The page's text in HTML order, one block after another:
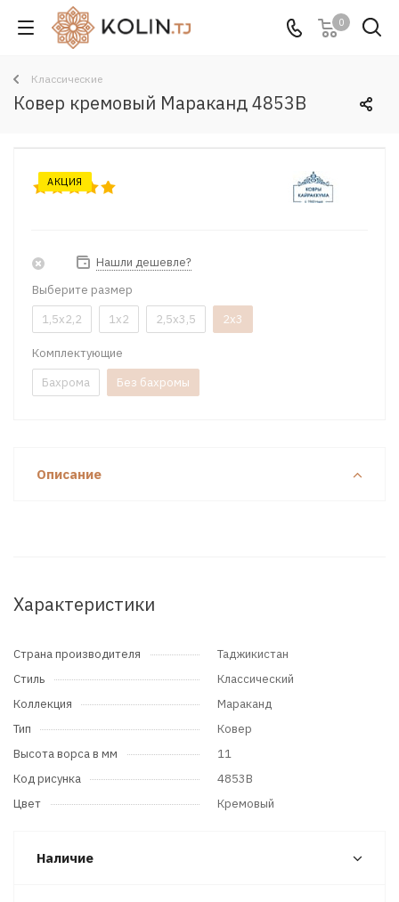
0
Классические
Ковер кремовый Мараканд 4853B
АКЦИЯ
Нашли дешевле?
Выберите размер
1,5x2,2
1x2 2,5x3,5 2x3
Комплектующие
Бахрома
Без бахромы
Описание
Характеристики
Страна производителя
Таджикистан
Стиль
Классический
Коллекция
Мараканд
Тип
Ковер
Высота ворса в мм
11
Код рисунка
4853B
Цвет
Кремовый
Наличие